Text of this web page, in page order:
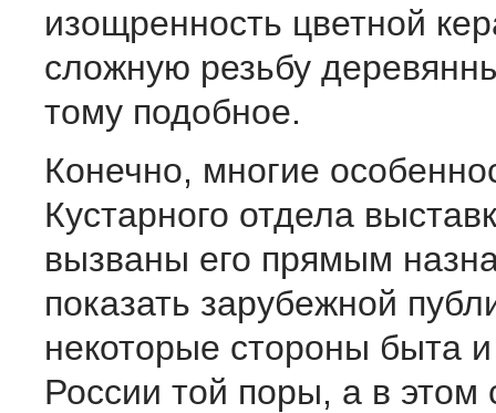
изощренность цветной
сложную резьбу
тому подобное.
Конечно, многие
Кустарного отдела
вызваны его прямым
показать зарубежной
некоторые стороны быта
России той поры, а в этом